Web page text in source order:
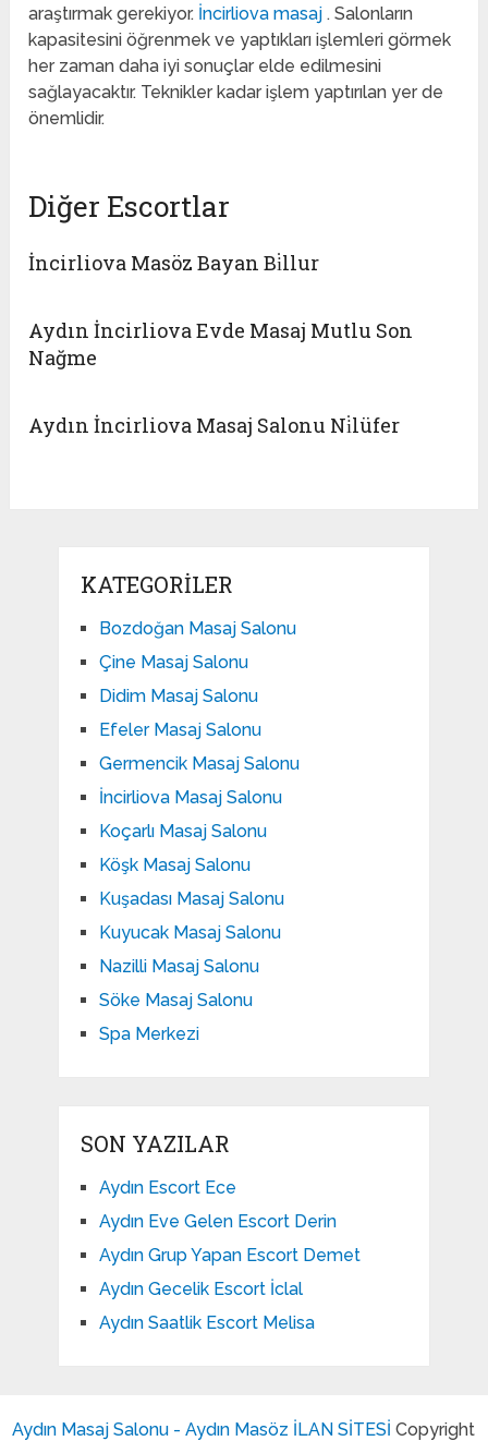
araştırmak gerekiyor. İncirliova masaj . Salonların
kapasitesini öğrenmek ve yaptıkları işlemleri görmek
her zaman daha iyi sonuçlar elde edilmesini
sağlayacaktır. Teknikler kadar işlem yaptırılan yer de
önemlidir.
Diğer Escortlar
İncirliova Masöz Bayan Bi̇llur
Aydın İncirliova Evde Masaj Mutlu Son
Nağme
Aydın İncirliova Masaj Salonu Ni̇lüfer
KATEGORILER
Bozdoğan Masaj Salonu
Çine Masaj Salonu
Didim Masaj Salonu
Efeler Masaj Salonu
Germencik Masaj Salonu
İncirliova Masaj Salonu
Koçarlı Masaj Salonu
Köşk Masaj Salonu
Kuşadası Masaj Salonu
Kuyucak Masaj Salonu
Nazilli Masaj Salonu
Söke Masaj Salonu
Spa Merkezi
SON YAZILAR
Aydın Escort Ece
Aydın Eve Gelen Escort Derin
Aydın Grup Yapan Escort Demet
Aydın Gecelik Escort İclal
Aydın Saatlik Escort Melisa
Aydın Masaj Salonu - Aydın Masöz İLAN SİTESİ Copyright